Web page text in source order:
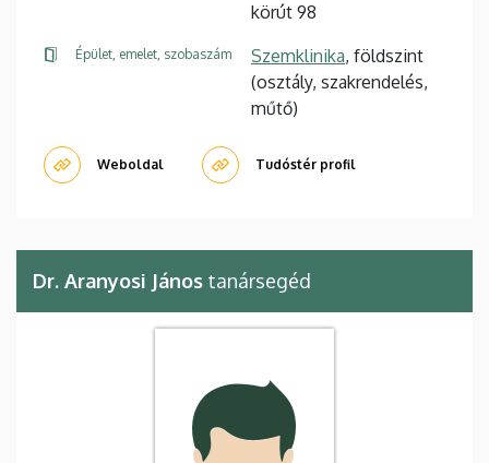
körút 98
Épület, emelet, szobaszám Szemklinika, földszint
(osztály, szakrendelés,
műtő)
Weboldal Tudóstér profil
Dr. Aranyosi János tanársegéd